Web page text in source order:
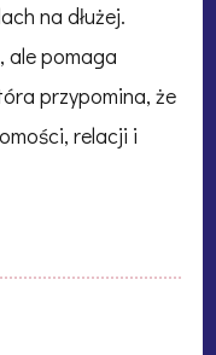
na dłużej.
ale pomaga
przypomina, że
relacji i